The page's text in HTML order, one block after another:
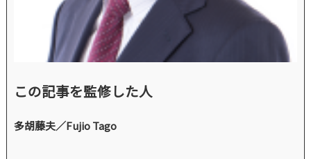
この記事を監修した人
多胡藤夫／Fujio Tago